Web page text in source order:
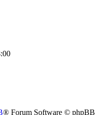
® Forum Software © phpBB